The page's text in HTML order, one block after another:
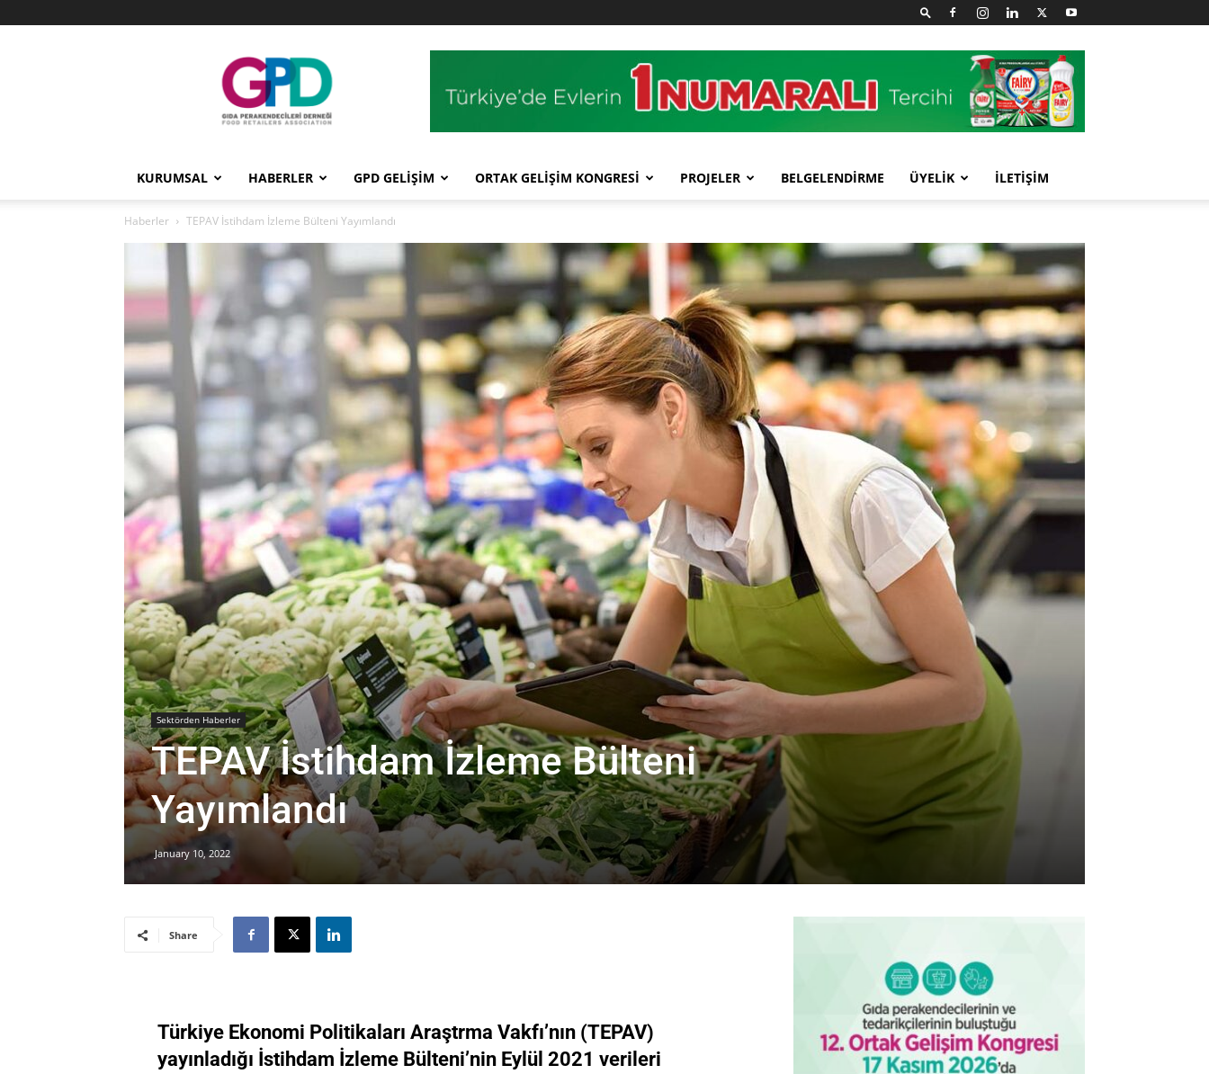
GPD
KURUMSAL HABERLER GPD GELİŞİM ORTAK GELİŞİM KONGRESİ PROJELER BELGELENDİRME ÜYELİK İLETİŞİM
Haberler TEPAV İstihdam İzleme Bülteni Yayımlandı
Sektörden Haberler
TEPAV İstihdam İzleme Bülteni
Yayımlandı
January 10, 2022
Share
Türkiye Ekonomi Politikaları Araştrma Vakfı’nın (TEPAV)
yayınladığı İstihdam İzleme Bülteni’nin Eylül 2021 verileri